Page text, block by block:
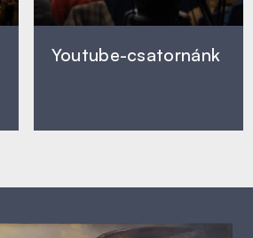
Youtube-csatornánk